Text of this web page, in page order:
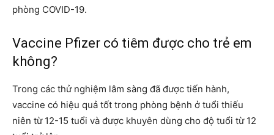
phòng COVID-19.
Vaccine Pfizer có tiêm được cho trẻ em
không?
Trong các thử nghiệm lâm sàng đã được tiến hành,
vaccine có hiệu quả tốt trong phòng bệnh ở tuổi thiếu
niên từ 12-15 tuổi và được khuyên dùng cho độ tuổi từ 12